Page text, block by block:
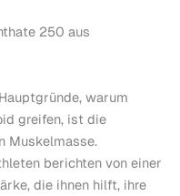
250 aus
warum
greifen, ist die
Muskelmasse.
berichten von einer
die ihnen hilft, ihre